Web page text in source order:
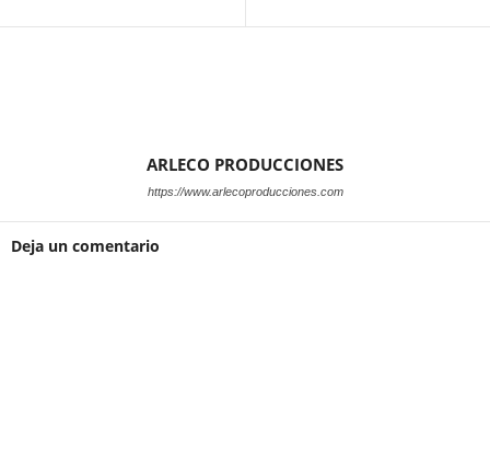
ARLECO PRODUCCIONES
https://www.arlecoproducciones.com
Deja un comentario